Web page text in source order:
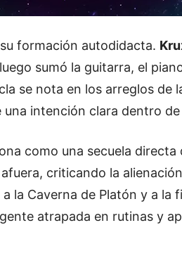
formación autodidacta.
sumó la guitarra, el
se nota en los arreglos de
intención clara dentro
como una secuela directa
criticando la
la Caverna de Platón y a la
atrapada en rutinas y